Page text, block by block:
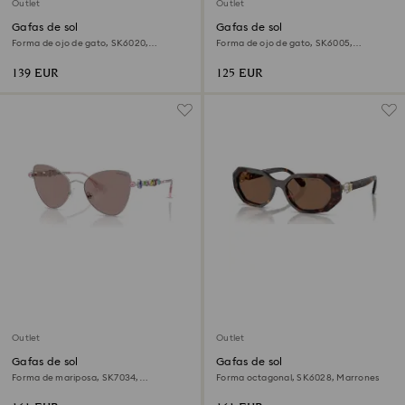
Outlet
Gafas de sol
Forma de ojo de gato, SK6020,
139 EUR
Outlet
Gafas de sol
Forma de ojo de gato, SK6005,
125 EUR
Outlet
Gafas de sol
Forma de mariposa, SK7034,
Outlet
Gafas de sol
Forma octagonal, SK6028, Marrones